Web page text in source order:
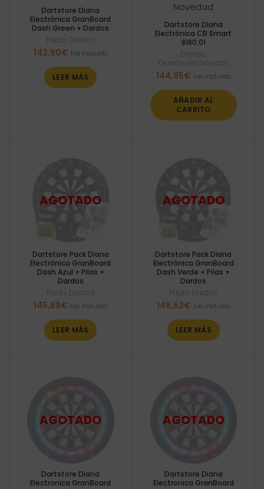
Dartstore Diana
Electrónica GranBoard
Dash Green + Dardos
Packs Dardos
142,90€ Iva incluido
LEER MÁS
Novedad
Dartstore Diana
Electrónica CB Smart
8180.01
Dianas
Dianas electrónicas
144,95€ Iva incluido
AÑADIR AL
CARRITO
Dartstore Pack Diana
Electrónica GranBoard
Dash Azul + Pilas +
Dardos
Packs Dardos
145,89€ Iva incluido
LEER MÁS
Dartstore Pack Diana
Electrónica GranBoard
Dash Verde + Pilas +
Dardos
Packs Dardos
148,52€ Iva incluido
LEER MÁS
Dartstore Diana
Electronica GranBoard
Dartstore Diana
Electronica GranBoard